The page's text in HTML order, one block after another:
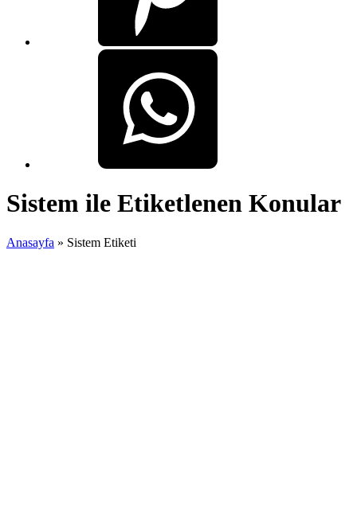
Sistem ile Etiketlenen Konular
Anasayfa » Sistem Etiketi